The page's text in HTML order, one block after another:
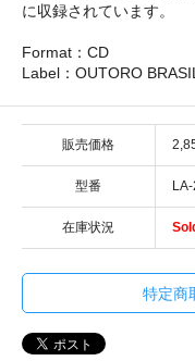
に収録されています。
Format：CD
Label：OUTORO BRASIL
販売価格
型番 LA-
在庫状況
特定商